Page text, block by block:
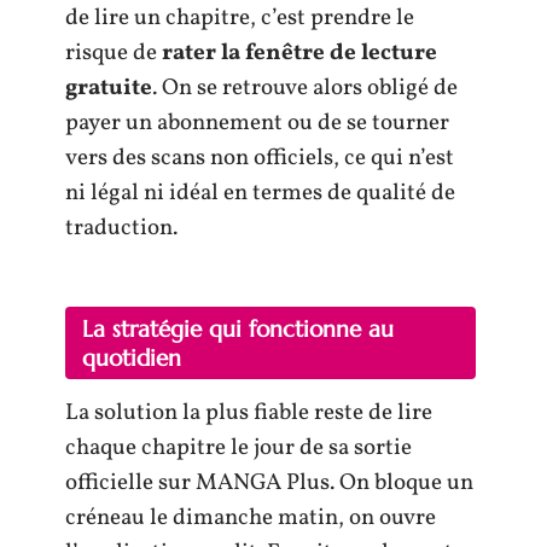
de lire un chapitre, c’est prendre le
risque derater la fenêtre de lecture
gratuite. On se retrouve alors obligé de
payer un abonnement ou de se tourner
vers des scans non officiels, ce qui n’est
ni légal ni idéal en termes de qualité de
traduction.
La stratégie qui fonctionne au
quotidien
La solution la plus fiable reste de lire
chaque chapitre le jour de sa sortie
officielle sur MANGA Plus. On bloque un
créneau le dimanche matin, on ouvre